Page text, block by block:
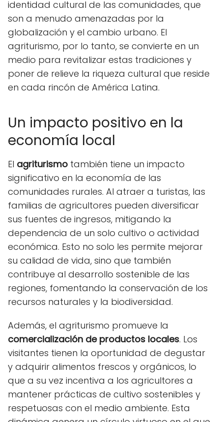
identidad cultural de las comunidades, que
son a menudo amenazadas por la
globalización y el cambio urbano. El
agriturismo, por lo tanto, se convierte en un
medio para revitalizar estas tradiciones y
poner de relieve la riqueza cultural que reside
en cada rincón de América Latina.
Un impacto positivo en la
economía local
El agriturismo también tiene un impacto
significativo en la economía de las
comunidades rurales. Al atraer a turistas, las
familias de agricultores pueden diversificar
sus fuentes de ingresos, mitigando la
dependencia de un solo cultivo o actividad
económica. Esto no solo les permite mejorar
su calidad de vida, sino que también
contribuye al desarrollo sostenible de las
regiones, fomentando la conservación de los
recursos naturales y la biodiversidad.
Además, el agriturismo promueve la
comercialización de productos locales. Los
visitantes tienen la oportunidad de degustar
y adquirir alimentos frescos y orgánicos, lo
que a su vez incentiva a los agricultores a
mantener prácticas de cultivo sostenibles y
respetuosas con el medio ambiente. Esta